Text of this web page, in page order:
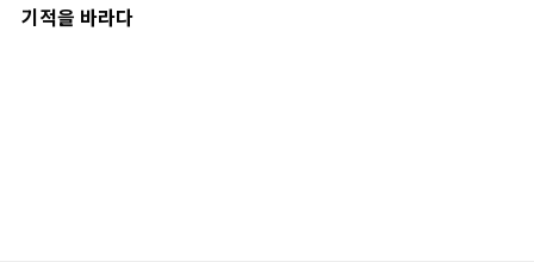
기적을 바라다